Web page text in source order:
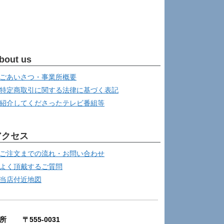
us
ごあいさつ・事業所概要
特定商取引に関する法律に基づく表記
紹介してくださったテレビ番組等
セス
ご注文までの流れ・お問い合わせ
よく頂戴するご質問
当店付近地図
所 〒555-0031